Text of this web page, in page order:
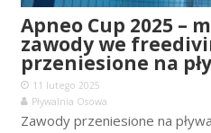
Apneo Cup 2025 –
zawody we
przeniesione na
11 lutego 2025
Pływalnia Osowa
Zawody przeniesione na